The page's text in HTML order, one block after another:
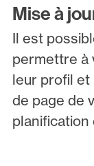
Mise à
Il est
permettre à
leur profil
de page de
planification